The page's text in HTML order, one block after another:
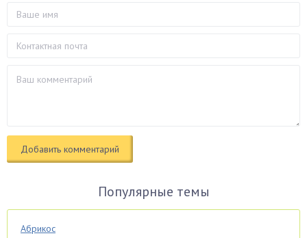
Популярные темы
Абрикос